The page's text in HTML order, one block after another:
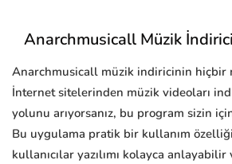
Anarchmusicall Müzik
Anarchmusicall müzik indiricinin hiçbir
İnternet sitelerinden müzik videoları
yolunu arıyorsanız, bu program sizin
Bu uygulama pratik bir kullanım
kullanıcılar yazılımı kolayca